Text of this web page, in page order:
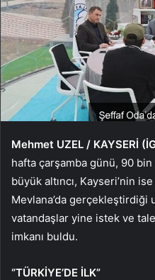
Mehmet UZEL / KAYSERİ
hafta çarşamba günü, 90
büyük altıncı, Kayseri’nin
Mevlana’da gerçekleştirdiği
vatandaşlar yine istek ve
imkanı buldu.
“TÜRKİYE’DE İLK”